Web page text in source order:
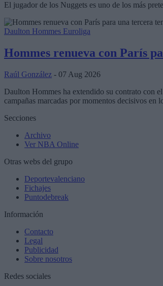
El jugador de los Nuggets es uno de los más
Daulton Hommes Euroliga
Hommes renueva con París
Raúl González - 07 Aug 2026
Daulton Hommes ha extendido su contrato con
campañas marcadas por momentos decisivos en
Secciones
Archivo
Ver NBA Online
Otras webs del grupo
Deportevalenciano
Fichajes
Puntodebreak
Información
Contacto
Legal
Publicidad
Sobre nosotros
Redes sociales